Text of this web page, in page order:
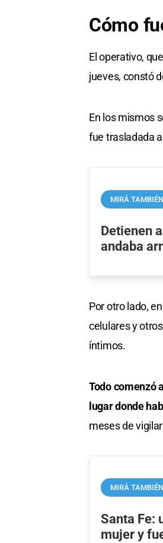
Cómo
El operativo,
jueves, constó
En los mismos
fue trasladada
MIRÁ TAMBIÉN
Detienen
andaba
Por otro lado,
celulares y
íntimos.
Todo comenzó
lugar donde
meses de
MIRÁ TAMBIÉN
Santa Fe:
mujer y